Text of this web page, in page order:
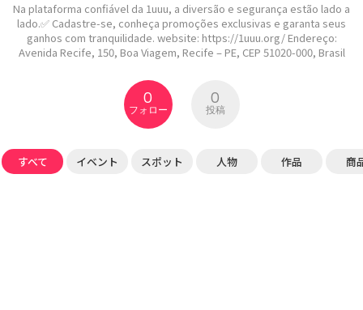
Na plataforma confiável da 1uuu, a diversão e segurança estão lado a
lado.✅ Cadastre-se, conheça promoções exclusivas e garanta seus
ganhos com tranquilidade. website: https://1uuu.org/ Endereço:
Avenida Recife, 150, Boa Viagem, Recife – PE, CEP 51020-000, Brasil
0
フォロー
0
投稿
すべて イベント スポット 人物 作品 商